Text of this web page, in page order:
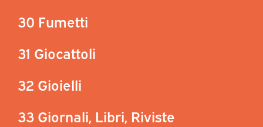
30 Fumetti
31 Giocattoli
32 Gioielli
33 Giornali, Libri, Riviste